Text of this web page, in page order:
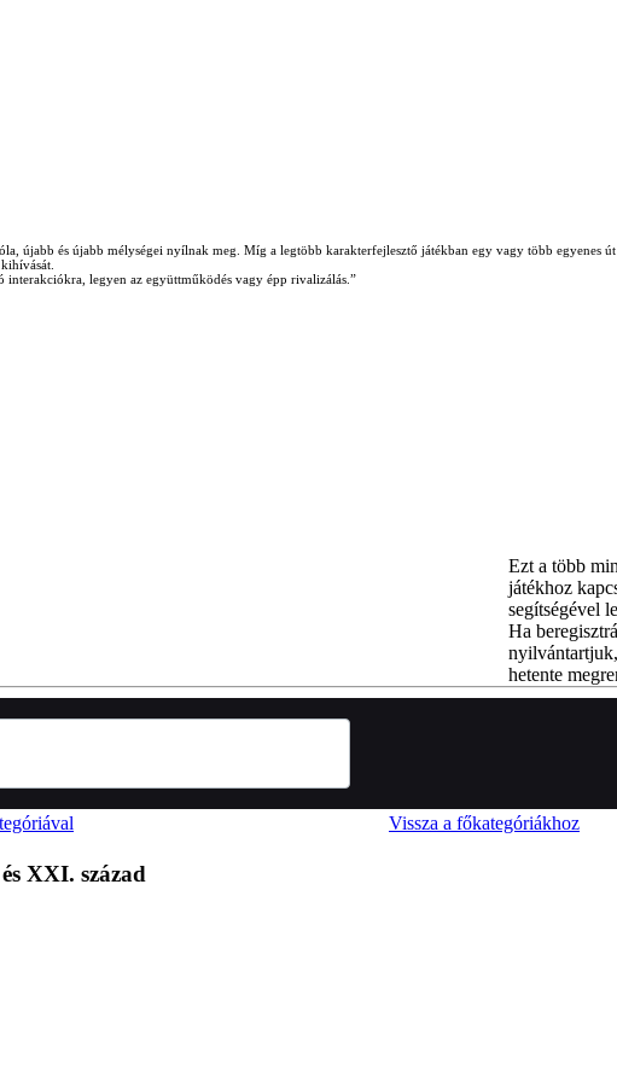
újabb és újabb mélységei nyílnak meg. Míg a legtöbb karakterfejlesztő játékban egy vagy több
legyen az együttműködés vagy épp rivalizálás.”
Ezt a több
játékhoz
segítségével
Ha
hetente
Vissza a főkategóriákhoz
XXI. század